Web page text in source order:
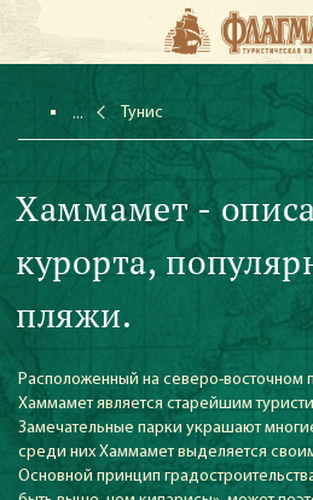
Тунис
Хаммамет -
курорта,
пляжи.
Расположенный на северо-восточном
Хаммамет является старейшим
Замечательные парки украшают
среди них Хаммамет выделяется
Основной принцип